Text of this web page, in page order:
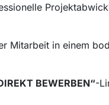
Mitarbeit in einem
BEWERBEN“-